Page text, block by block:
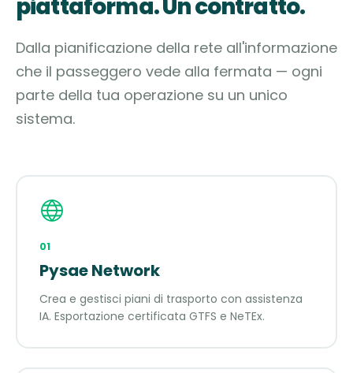
piattaforma. Un contratto.
Dalla pianificazione della rete all'informazione
che il passeggero vede alla fermata — ogni
parte della tua operazione su un unico
sistema.
01
Pysae Network
Crea e gestisci piani di trasporto con assistenza
IA. Esportazione certificata GTFS e NeTEx.